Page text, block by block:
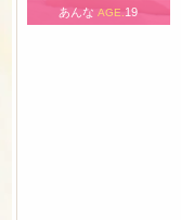
あんなAGE. 19